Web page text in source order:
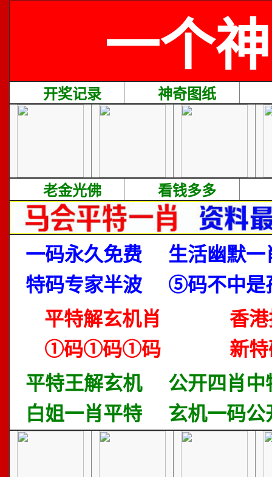
一个
开奖记录 神奇图纸
老金光佛 看钱多多
一码永久免费
生活幽默一
特码专家半波
⑤码不中是
平特解玄机肖
香
①码①码①码
新
平特王解玄机
公开四肖中
白姐一肖平特
玄机一码公